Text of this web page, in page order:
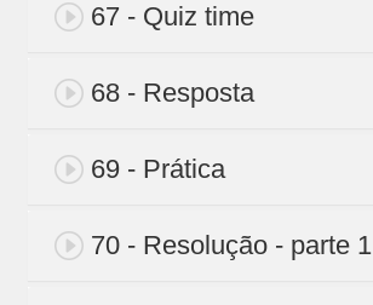
67 - Quiz time
68 - Resposta
69 - Prática
70 - Resolução - parte 1